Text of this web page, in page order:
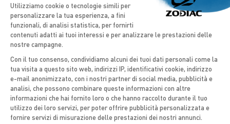
I NOSTRI PROGRAMMI
DI NAVIGAZIONE
BARCHE PER
IMMERSIONI
Utilizziamo cookie o tecnologie simili per
personalizzare la tua esperienza, a fini
funzionali, di analisi statistica, per fornirti
contenuti adatti ai tuoi interessi e per analizzare le prestazioni delle
nostre campagne.
Con il tuo consenso, condividiamo alcuni dei tuoi dati personali come la
tua visita a questo sito web, indirizzi IP, identificativi cookie, indirizzo
e-mail anonimizzato, con i nostri partner di social media, pubblicità e
analisi, che possono combinare queste informazioni con altre
informazioni che hai fornito loro o che hanno raccolto durante il tuo
utilizzo dei loro servizi, per poter offrire pubblicità personalizzata e
fornire servizi di misurazione delle prestazioni dei nostri annunci.
Axeptio consent